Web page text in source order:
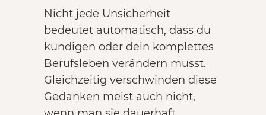
Nicht jede Unsicherheit
bedeutet automatisch, dass du
kündigen oder dein komplettes
Berufsleben verändern musst.
Gleichzeitig verschwinden diese
Gedanken meist auch nicht,